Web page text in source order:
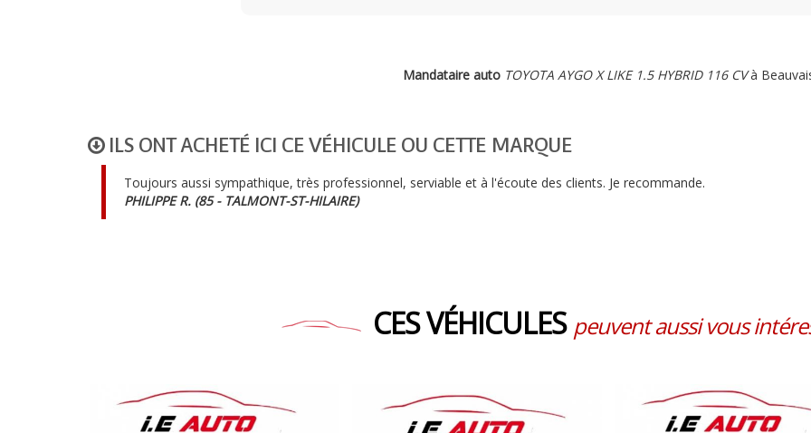
Mandataire auto TOYOTA AYGO X LIKE 1.5 HYBRID 116 CVà
ILS ONT ACHETÉ ICI CE VÉHICULE OU CETTE MARQUE
Toujours aussi sympathique, très professionnel, serviable et à l'écoute des clients. Je recommande.
PHILIPPE R. (85 - TALMONT-ST-HILAIRE)
CES VÉHICULES peuvent aussi vous